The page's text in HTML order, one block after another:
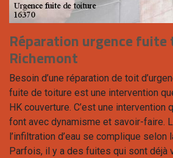
Réparation urgence
Richemont
Besoin d’une réparation de toit
fuite de toiture est une intervention
HK couverture. C’est une intervention
font avec dynamisme et savoir-faire.
l’infiltration d’eau se complique selon
Parfois, il y a des fuites qui sont déjà